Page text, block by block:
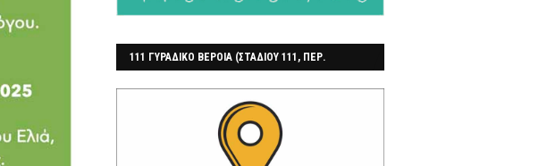
111 ΓΥΡΑΔΙΚΟ ΒΕΡΟΙΑ (ΣΤΑΔΙΟΥ 111, ΠΕΡ.